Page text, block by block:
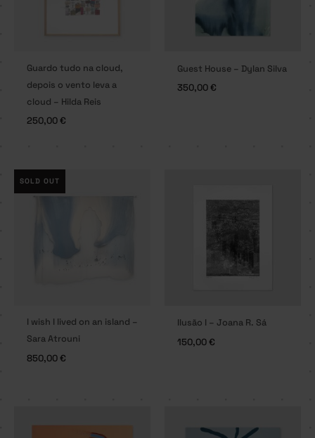
Guardo tudo na cloud,
depois o vento leva a
cloud – Hilda Reis
250,00€
Guest House – Dylan Silva
350,00€
SOLD OUT
I wish I lived on an island –
Sara Atrouni
850,00€
Ilusão I – Joana R. Sá
150,00€